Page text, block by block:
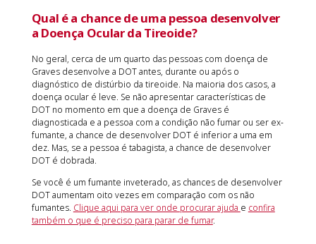
Qual é a chance de uma pessoa desenvolver
a Doença Ocular da Tireoide?
No geral, cerca de um quarto das pessoas com doença de
Graves desenvolve a DOT antes, durante ou após o
diagnóstico de distúrbio da tireoide. Na maioria dos casos, a
doença ocular é leve. Se não apresentar características de
DOT no momento em que a doença de Graves é
diagnosticada e a pessoa com a condição não fumar ou ser ex-
fumante, a chance de desenvolver DOT é inferior a uma em
dez. Mas, se a pessoa é tabagista, a chance de desenvolver
DOT é dobrada.
Se você é um fumante inveterado, as chances de desenvolver
DOT aumentam oito vezes em comparação com os não
fumantes. Clique aqui para ver onde procurar ajuda e confira
também o que é preciso para parar de fumar.